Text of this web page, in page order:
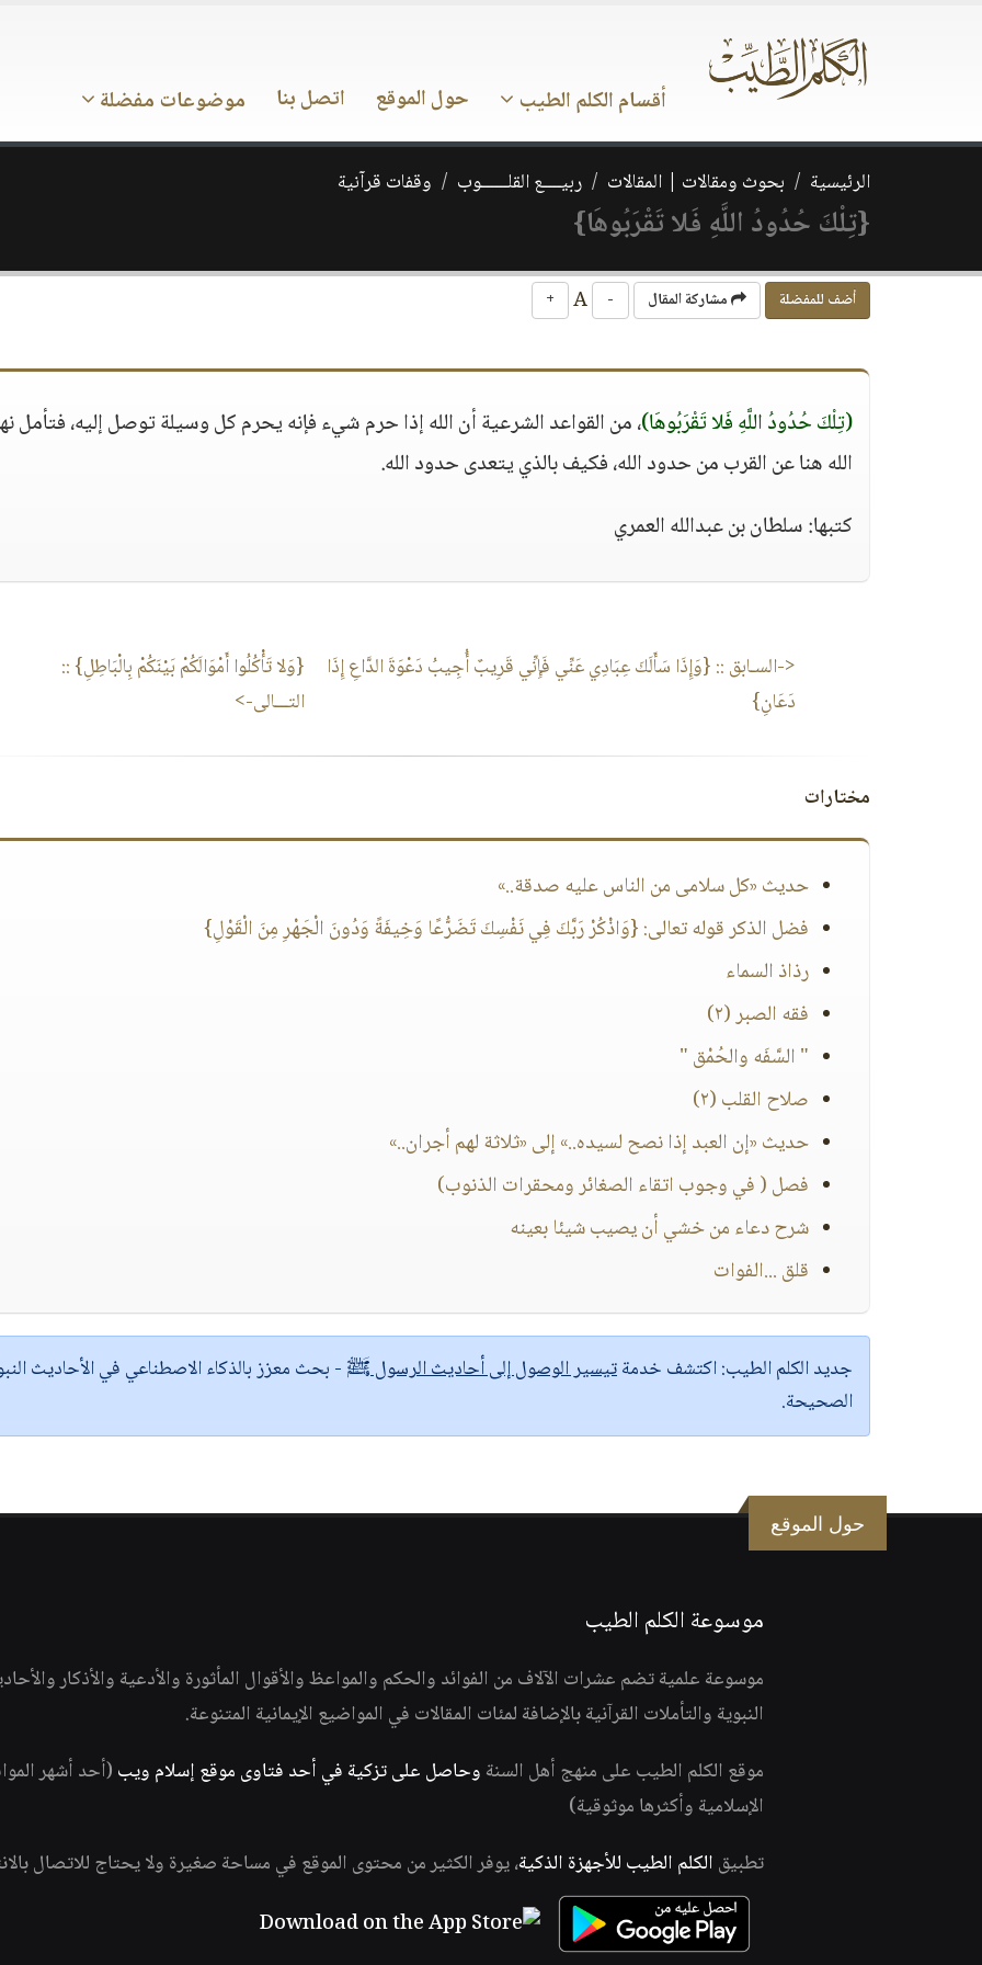
أقسام الكلم الطيب حول الموقع اتصل بنا موضوعات مفضلة
الرئيسية بحوث ومقالات | المقالات ربيــــع القلــــــوب وقفات قرآنية
{تِلْكَ حُدُودُ اللَّهِ فَلا تَقْرَبُوهَا}
أضف للمفضلة مشاركة المقال -
+
(تِلْكَ حُدُودُ اللَّهِ فَلا تَقْرَبُوهَا)، من القواعد الشرعية أن الله إذا حرم شيء فإنه يحرم كل وسيلة توصل إليه، فتأمل
الله هنا عن القرب من حدود الله، فكيف بالذي يتعدى حدود الله.
كتبها: سلطان بن عبدالله العمري
<-السـابق :: {وَإِذَا سَأَلَكَ عِبَادِي عَنِّي فَإِنِّي قَرِيبٌ أُجِيبُ دَعْوَةَ الدَّاعِ إِذَا
دَعَانِ}
{وَلا تَأْكُلُوا أَمْوَالَكُمْ بَيْنَكُمْ بِالْبَاطِلِ} ::
التـــالى->
مختارات
حديث «كل سلامى من الناس عليه صدقة..»
فضل الذكر قوله تعالى: {وَاذْكُرْ رَبَّكَ فِي نَفْسِكَ تَضَرُّعًا وَخِيفَةً وَدُونَ الْجَهْرِ مِنَ الْقَوْلِ}
رذاذ السماء
فقه الصبر (٢)
" السَّفَه والحُمْق "
صلاح القلب (٢)
حديث «إن العبد إذا نصح لسيده..» إلى «ثلاثة لهم أجران..»
فصل ( في وجوب اتقاء الصغائر ومحقرات الذنوب)
شرح دعاء من خشي أن يصيب شيئا بعينه
قلق ...الفوات
جديد الكلم الطيب:اكتشف خدمةتيسير الوصول إلى أحاديث الرسول ﷺ - بحث معزز بالذكاء الاصطناعي في الأحاديث
الصحيحة.
حول الموقع
موسوعة الكلم الطيب
موسوعة علمية تضم عشرات الآلاف من الفوائد والحكم والمواعظ والأقوال المأثورة والأدعية والأذكار
النبوية والتأملات القرآنية بالإضافة لمئات المقالات في المواضيع الإيمانية المتنوعة.
موقع الكلم الطيب على منهج أهل السنة وحاصل على تزكية في أحد فتاوى موقع إسلام ويب (أحد أشهر
الإسلامية وأكثرها موثوقية)
تطبيق الكلم الطيب للأجهزة الذكية، يوفر الكثير من محتوى الموقع في مساحة صغيرة ولا يحتاج للاتصال